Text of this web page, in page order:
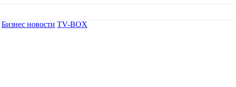
Бизнес новости TV-BOX